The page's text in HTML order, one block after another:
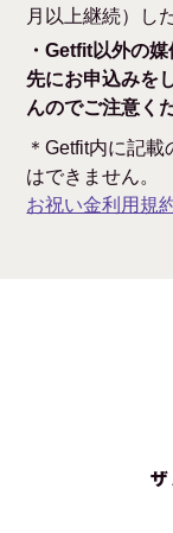
月以上継続）し
・Getfit以外の
先にお申込みを
んのでご注意く
＊Getfit内に記
はできません。
お祝い金利用規
ザ